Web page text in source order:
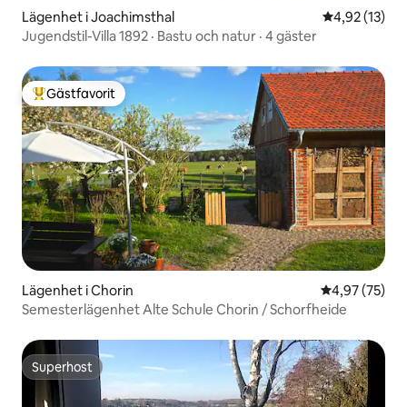
Lägenhet i Joachimsthal 4,92 av 5 i
4,92 (13)
Jugendstil-Villa 1892 · Bastu och natur · 4 gäster
Populär gästfavorit
Gästfavorit
Lägenhet i Chorin 4,97 av 5 i
4,97 (75)
Semesterlägenhet Alte Schule Chorin / Schorfheide
Superhost
Superhost